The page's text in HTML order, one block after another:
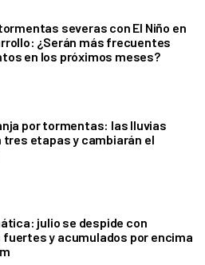
severas con El Niño en
¿Serán más frecuentes
en los próximos meses?
por tormentas: las lluvias
tres etapas y cambiarán el
julio se despide con
y acumulados por encima